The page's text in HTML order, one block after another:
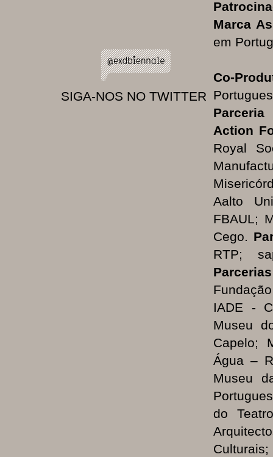
SIGA-NOS NO TWITTER
Marca
em
Co-
Action
Royal
Aalto
FBAUL;
Cego.
RTP;
IADE -
Museu
Capelo;
Água –
Museu
do